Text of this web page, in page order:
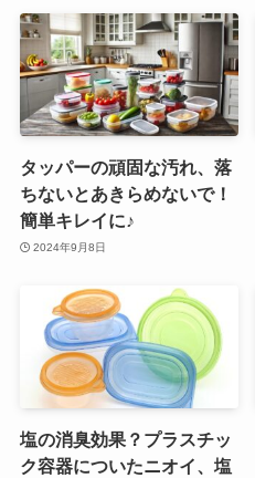
タッパーの頑固な汚れ、落
ちないとあきらめないで！
簡単キレイに♪
2024年9月8日
塩の消臭効果？プラスチッ
ク容器についたニオイ、塩